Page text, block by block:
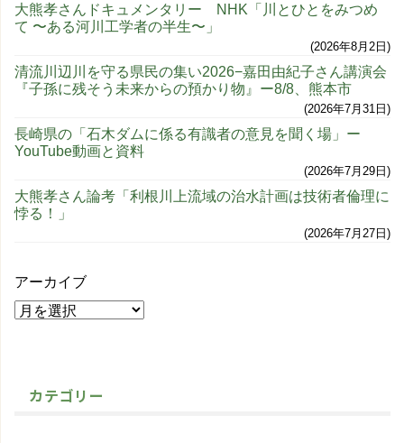
大熊孝さんドキュメンタリー NHK「川とひとをみつめ
て 〜ある河川工学者の半生〜」
2026年8月2日
清流川辺川を守る県民の集い2026−嘉田由紀子さん講演会
『子孫に残そう未来からの預かり物』ー8/8、熊本市
2026年7月31日
長崎県の「石木ダムに係る有識者の意見を聞く場」ー
YouTube動画と資料
2026年7月29日
大熊孝さん論考「利根川上流域の治水計画は技術者倫理に
悖る！」
2026年7月27日
アーカイブ
カテゴリー